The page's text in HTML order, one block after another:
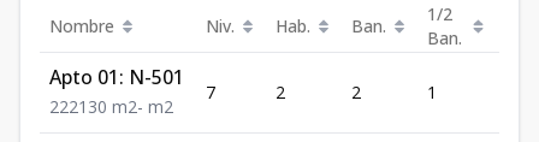
Nombre Niv. Hab. Ban.
1/2
Ban.
Apto 01: N-501
222130 m2- m2
7 2 2 1